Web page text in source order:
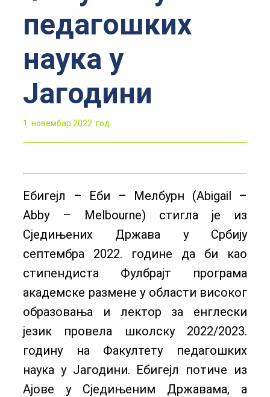
педагошких
наука у
Јагодини
1. новембар 2022. год.
Ебигејл – Еби – Мелбурн (Abigail –
Abby – Melbourne) стигла је из
Сједињених Држава у Србију
септембра 2022. године да би као
стипендиста Фулбрајт програма
академске размене у области високог
образовања и лектор за енглески
језик провела школску 2022/2023.
годину на Факултету педагошких
наука у Јагодини. Ебигејл потиче из
Ајове у Сједињеним Државама, а